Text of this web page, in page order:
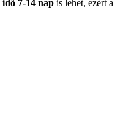
7-14 nap is lehet, ezért a